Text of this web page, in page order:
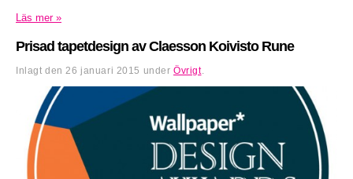
Läs mer »
Prisad tapetdesign av Claesson Koivisto Rune
Inlagt den 26 januari 2015 underÖvrigt.